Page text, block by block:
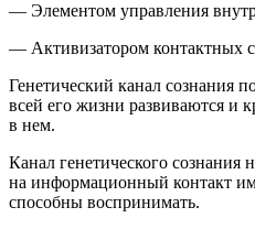
— Элементом управления
— Активизатором контактных
Генетический канал сознания
всей его жизни развиваются и
в нем.
Канал генетического
на информационный контакт
способны воспринимать.